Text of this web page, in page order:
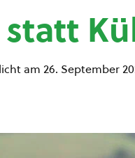
statt
am 26. September